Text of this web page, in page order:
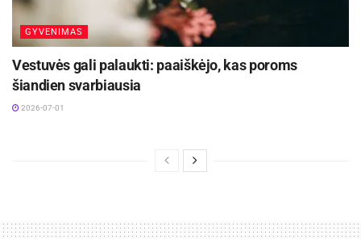
GYVENIMAS
Vestuvės gali palaukti: paaiškėjo, kas poroms
šiandien svarbiausia
2026-07-01